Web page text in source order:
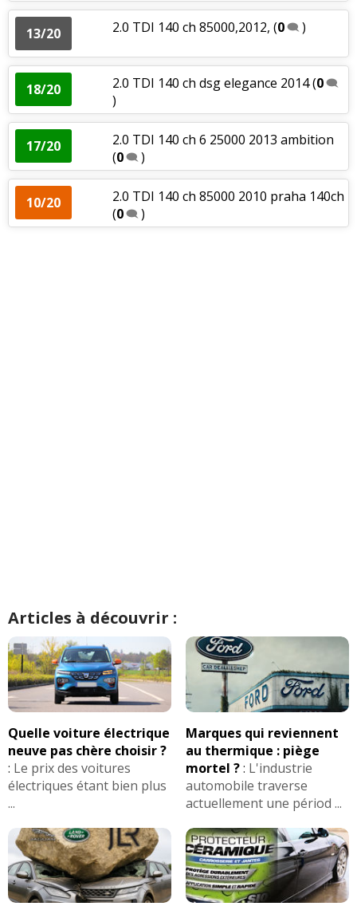
13/20 2.0 TDI 140 ch 85000,2012, (0 )
18/20 2.0 TDI 140 ch dsg elegance 2014(0
)
17/20
2.0 TDI 140 ch 6 25000 2013 ambition
(0 )
10/20
2.0 TDI 140 ch 85000 2010 praha 140ch
(0 )
Articles à découvrir :
Quelle voiture électrique
neuve pas chère choisir ?
: Le prix des voitures
électriques étant bien plus
...
Marques qui reviennent
au thermique : piège
mortel ?: L'industrie
automobile traverse
actuellement une périod ...